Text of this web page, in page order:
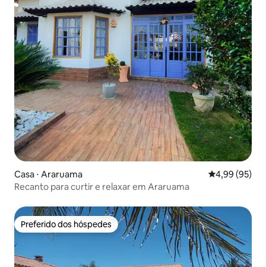
Casa ⋅ Araruama 4,99 de uma
4,99 (95)
Recanto para curtir e relaxar em Araruama
Preferido dos hóspedes
Preferido dos hóspedes